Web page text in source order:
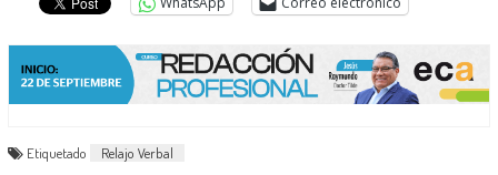
Etiquetado Relajo Verbal